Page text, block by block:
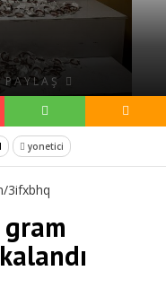
yonetici
3ifxbhq